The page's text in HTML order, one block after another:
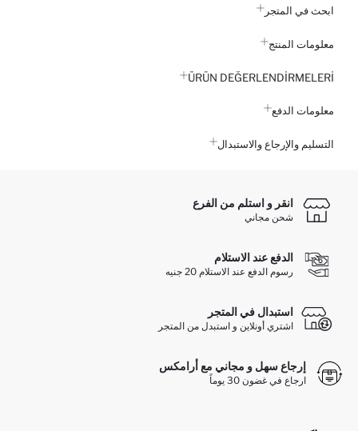
ابحث في المتجر
معلومات المنتج
ÜRÜN DEĞERLENDİRMELERİ
معلومات الدفع
التسليم والإرجاع والاستبدال
انقر و استلم من الفرع
شحن مجاني
الدفع عند الاستلام
رسوم الدفع عند الاستلام 20 جنيه
استبدال في المتجر
اشتري أونلاين و استبدل من المتجر
إرجاع سهل و مجاني مع أرامكس
ارجاع في غضون 30 يوماً